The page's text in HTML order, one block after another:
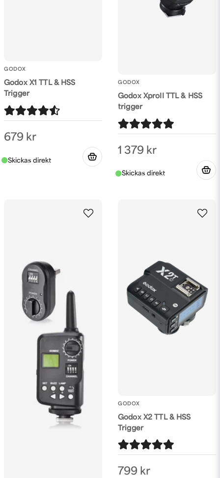
GODOX
Godox X1 TTL & HSS
Trigger
679 kr
GODOX
Godox XproII TTL & HSS
trigger
1 379 kr
GODOX
Godox X2 TTL & HSS
Trigger
799 kr